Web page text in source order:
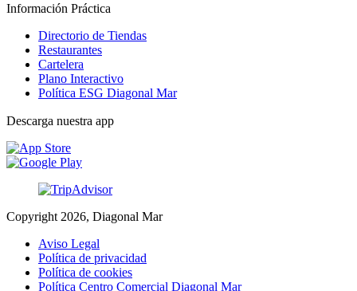
Información Práctica
Directorio de Tiendas
Restaurantes
Cartelera
Plano Interactivo
Política ESG Diagonal Mar
Descarga nuestra app
Copyright 2026, Diagonal Mar
Aviso Legal
Política de privacidad
Política de cookies
Política Centro Comercial Diagonal Mar